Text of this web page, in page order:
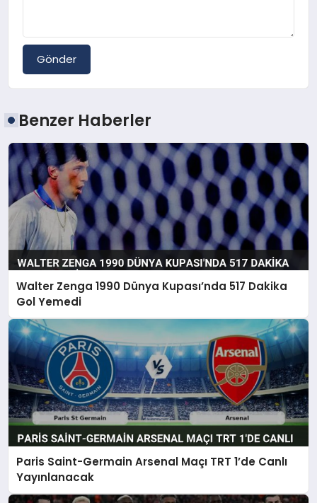
Gönder
Benzer Haberler
Walter Zenga 1990 Dünya Kupası’nda 517 Dakika
Gol Yemedi
Paris Saint-Germain Arsenal Maçı TRT 1’de Canlı
Yayınlanacak